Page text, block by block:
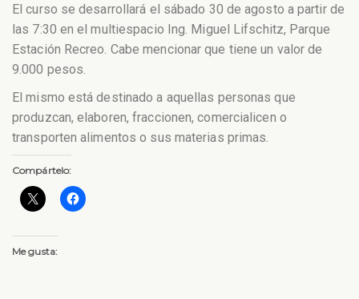
El curso se desarrollará el sábado 30 de agosto a partir de
las 7:30 en el multiespacio Ing. Miguel Lifschitz, Parque
Estación Recreo. Cabe mencionar que tiene un valor de
9.000 pesos.
El mismo está destinado a aquellas personas que
produzcan, elaboren, fraccionen, comercialicen o
transporten alimentos o sus materias primas.
Compártelo:
Me gusta: